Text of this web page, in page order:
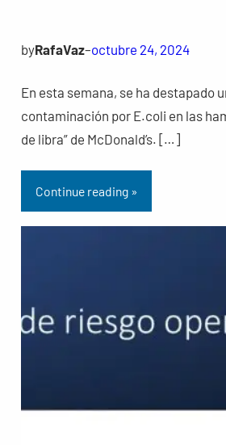
byRafaVaz–octubre 24, 2024
En esta semana, se ha destapado
contaminación por E.coli en las
de libra” de McDonald’s. […]
Continue reading »